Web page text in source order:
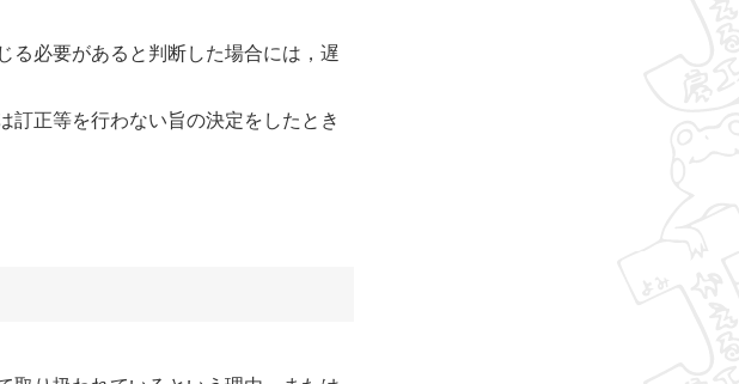
る必要があると判断した場合には，遅
訂正等を行わない旨の決定をしたとき